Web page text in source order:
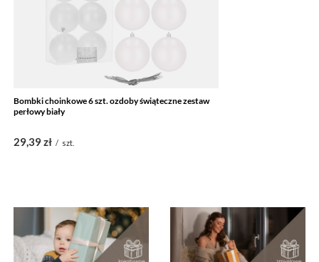
Bombki choinkowe 6 szt. ozdoby świąteczne zestaw
perłowy biały
29,39 zł / szt.